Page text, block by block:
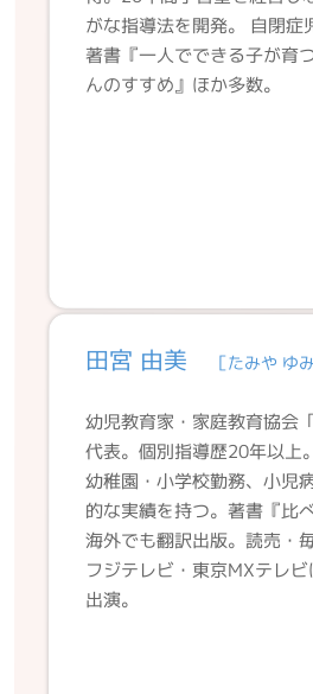
がな指導法を開発。 自閉症
著書『一人でできる子が育
んのすすめ』ほか多数。
田宮 由美 ［たみや ゆ
幼児教育家・家庭教育協会
代表。個別指導歴20年以上。
幼稚園・小学校勤務、小児
的な実績を持つ。著書『比
海外でも翻訳出版。読売・
フジテレビ・東京MXテレ
出演。